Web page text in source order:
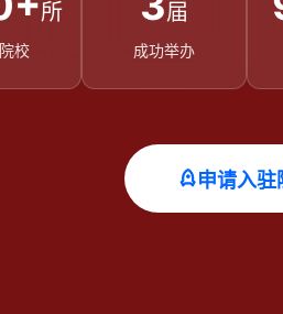
所
校
届
成功举办
申请入驻